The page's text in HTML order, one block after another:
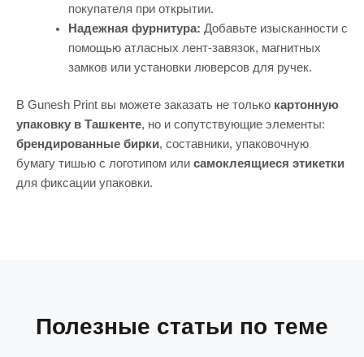
покупателя при открытии.
Надежная фурнитура: Добавьте изысканности с
помощью атласных лент-завязок, магнитных
замков или установки люверсов для ручек.
В Gunesh Print вы можете заказать не только картонную
упаковку в Ташкенте, но и сопутствующие элементы:
брендированные бирки, составники, упаковочную
бумагу тишью с логотипом или самоклеящиеся этикетки
для фиксации упаковки.
Полезные статьи по теме